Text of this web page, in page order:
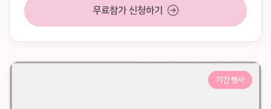
무료참가 신청하기
기간 행사